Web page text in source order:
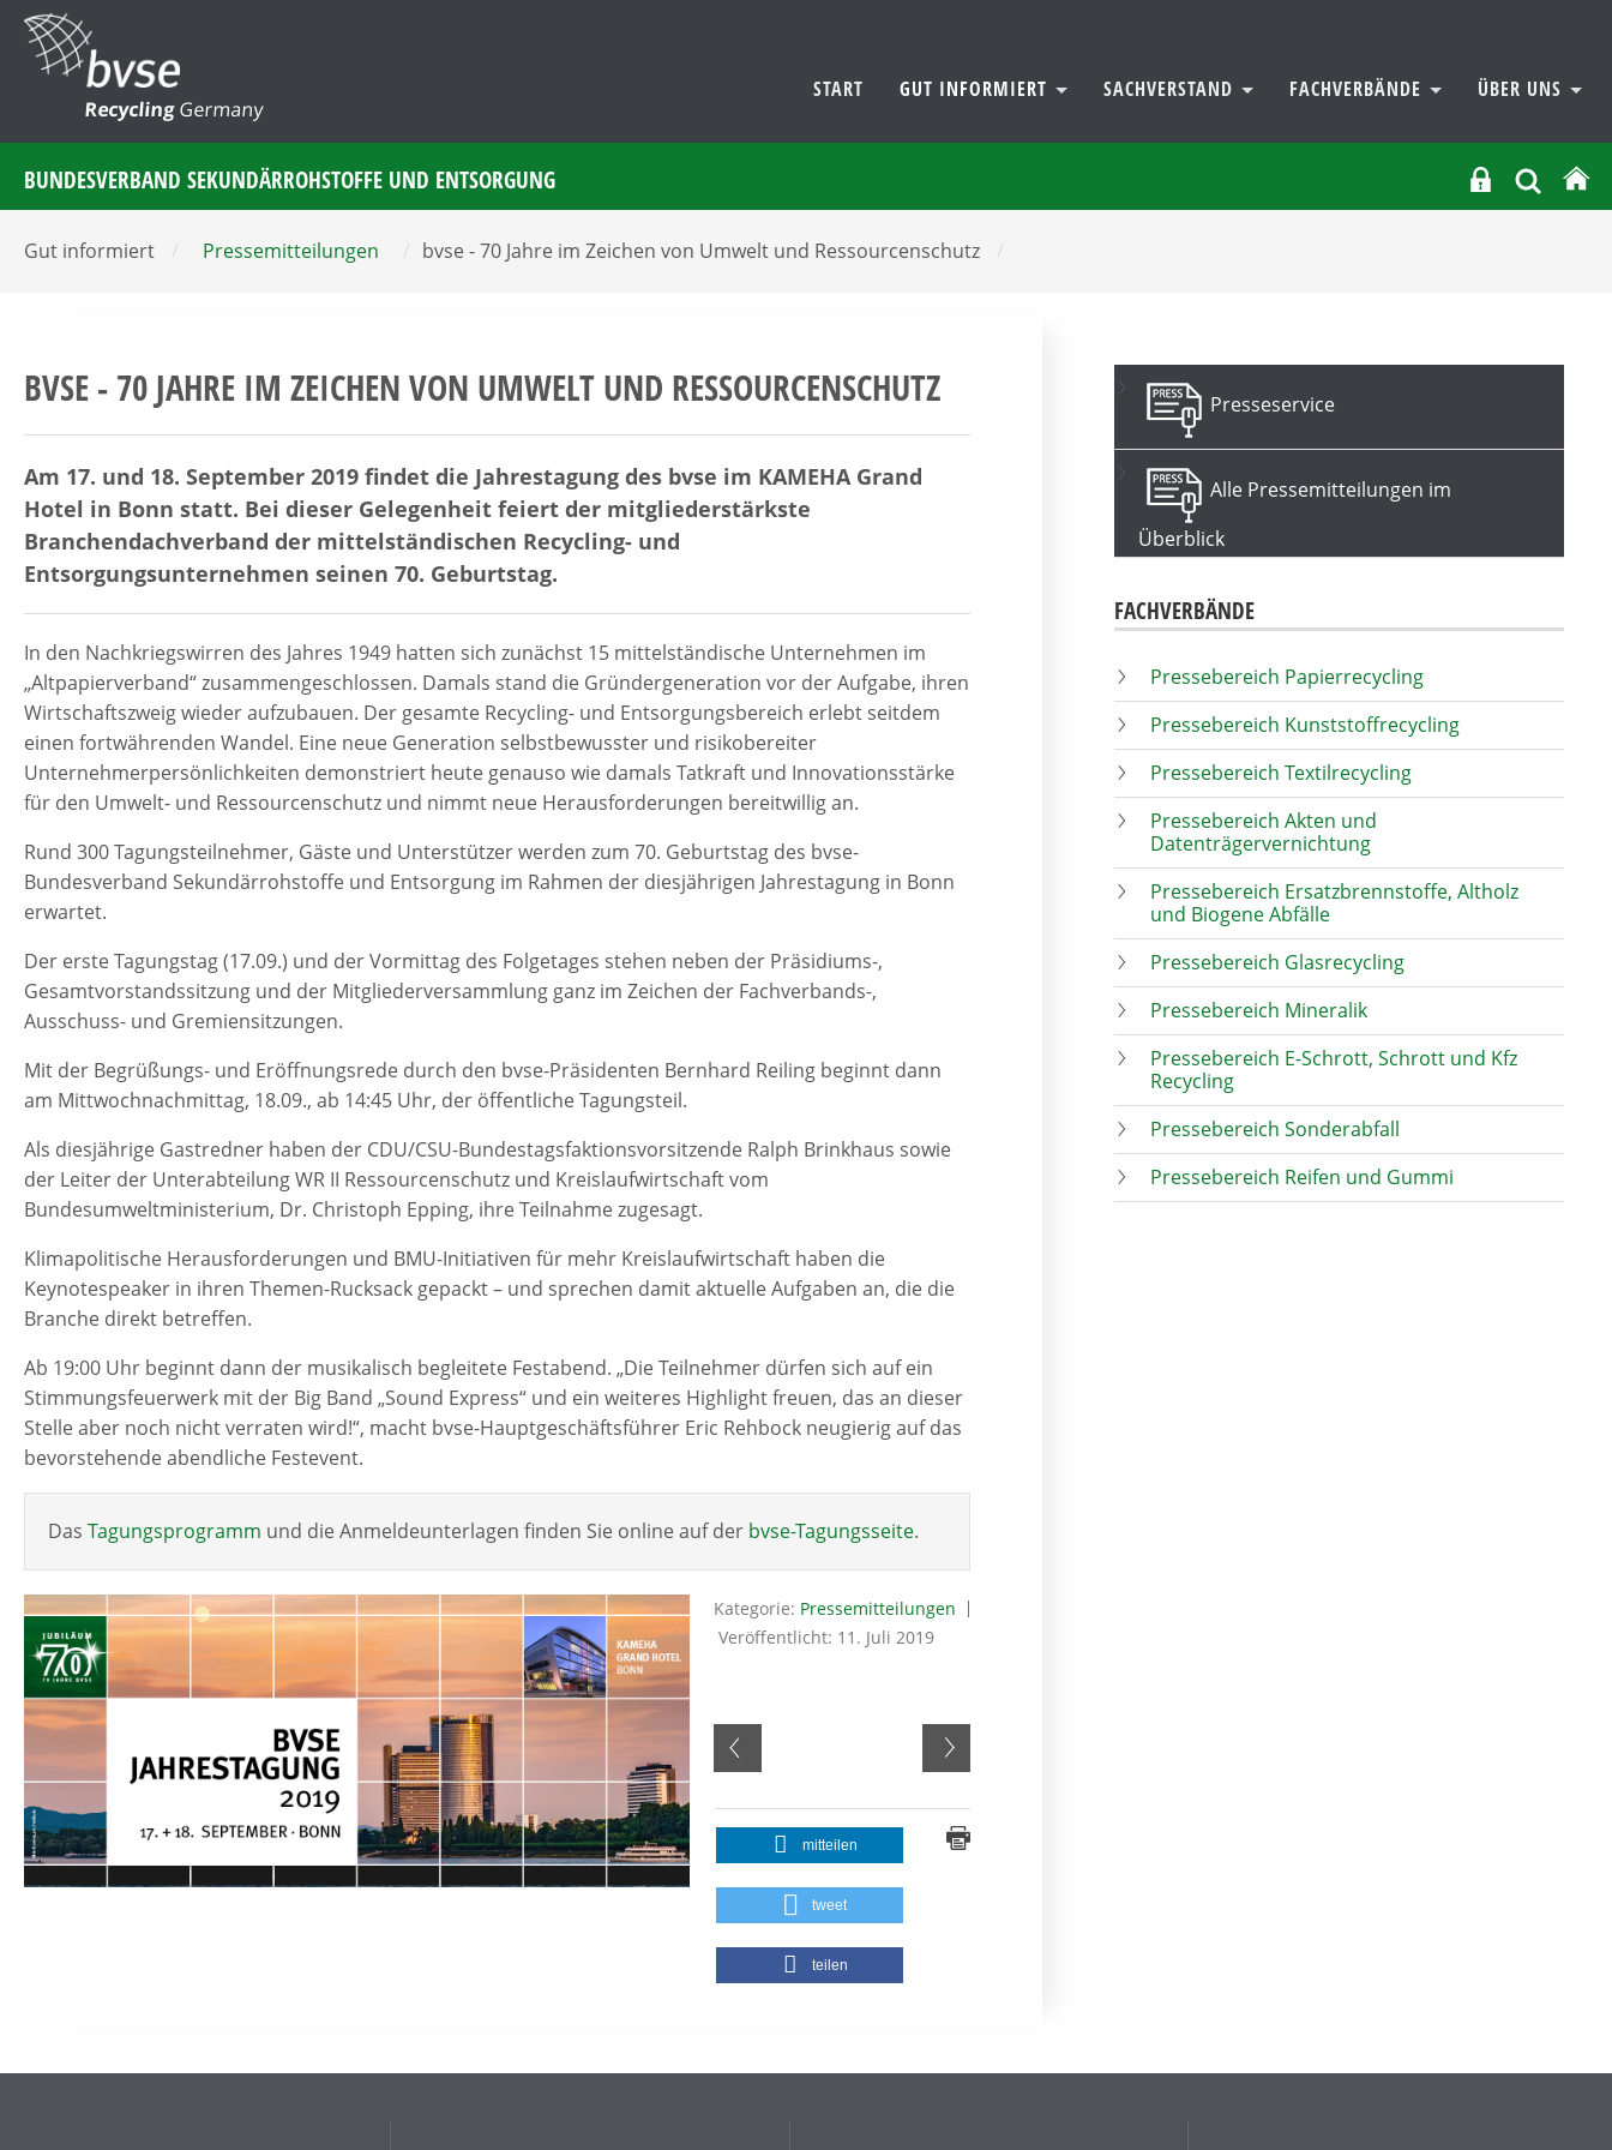
RecyclingGermany
START GUT INFORMIERT SACHVERSTAND FACHVERBÄNDE ÜBER UNS
BUNDESVERBAND SEKUNDÄRROHSTOFFE UND ENTSORGUNG
Gut informiert / Pressemitteilungen / bvse - 70 Jahre im Zeichen von Umwelt und Ressourcenschutz /
BVSE - 70 JAHRE IM ZEICHEN VON UMWELT UND RESSOURCENSCHUTZ
Am 17. und 18. September 2019 findet die Jahrestagung des bvse im KAMEHA Grand
Hotel in Bonn statt. Bei dieser Gelegenheit feiert der mitgliederstärkste
Branchendachverband der mittelständischen Recycling- und
Entsorgungsunternehmen seinen 70. Geburtstag.
In den Nachkriegswirren des Jahres 1949 hatten sich zunächst 15 mittelständische Unternehmen im
„Altpapierverband“ zusammengeschlossen. Damals stand die Gründergeneration vor der Aufgabe, ihren
Wirtschaftszweig wieder aufzubauen. Der gesamte Recycling- und Entsorgungsbereich erlebt seitdem
einen fortwährenden Wandel. Eine neue Generation selbstbewusster und risikobereiter
Unternehmerpersönlichkeiten demonstriert heute genauso wie damals Tatkraft und Innovationsstärke
für den Umwelt- und Ressourcenschutz und nimmt neue Herausforderungen bereitwillig an.
Rund 300 Tagungsteilnehmer, Gäste und Unterstützer werden zum 70. Geburtstag des bvse-
Bundesverband Sekundärrohstoffe und Entsorgung im Rahmen der diesjährigen Jahrestagung in Bonn
erwartet.
Der erste Tagungstag (17.09.) und der Vormittag des Folgetages stehen neben der Präsidiums-,
Gesamtvorstandssitzung und der Mitgliederversammlung ganz im Zeichen der Fachverbands-,
Ausschuss- und Gremiensitzungen.
Mit der Begrüßungs- und Eröffnungsrede durch den bvse-Präsidenten Bernhard Reiling beginnt dann
am Mittwochnachmittag, 18.09., ab 14:45 Uhr, der öffentliche Tagungsteil.
Als diesjährige Gastredner haben der CDU/CSU-Bundestagsfaktionsvorsitzende Ralph Brinkhaus sowie
der Leiter der Unterabteilung WR II Ressourcenschutz und Kreislaufwirtschaft vom
Bundesumweltministerium, Dr. Christoph Epping, ihre Teilnahme zugesagt.
Klimapolitische Herausforderungen und BMU-Initiativen für mehr Kreislaufwirtschaft haben die
Keynotespeaker in ihren Themen-Rucksack gepackt – und sprechen damit aktuelle Aufgaben an, die die
Branche direkt betreffen.
Ab 19:00 Uhr beginnt dann der musikalisch begleitete Festabend. „Die Teilnehmer dürfen sich auf ein
Stimmungsfeuerwerk mit der Big Band „Sound Express“ und ein weiteres Highlight freuen, das an dieser
Stelle aber noch nicht verraten wird!“, macht bvse-Hauptgeschäftsführer Eric Rehbock neugierig auf das
bevorstehende abendliche Festevent.
Das Tagungsprogramm und die Anmeldeunterlagen finden Sie online auf der bvse-Tagungsseite.
Kategorie: Pressemitteilungen
Veröffentlicht: 11. Juli 2019
mitteilen
tweet
teilen
Presseservice
Alle Pressemitteilungen im
Überblick
FACHVERBÄNDE
Pressebereich Papierrecycling
Pressebereich Kunststoffrecycling
Pressebereich Textilrecycling
Pressebereich Akten und
Datenträgervernichtung
Pressebereich Ersatzbrennstoffe, Altholz
und Biogene Abfälle
Pressebereich Glasrecycling
Pressebereich Mineralik
Pressebereich E-Schrott, Schrott und Kfz
Recycling
Pressebereich Sonderabfall
Pressebereich Reifen und Gummi